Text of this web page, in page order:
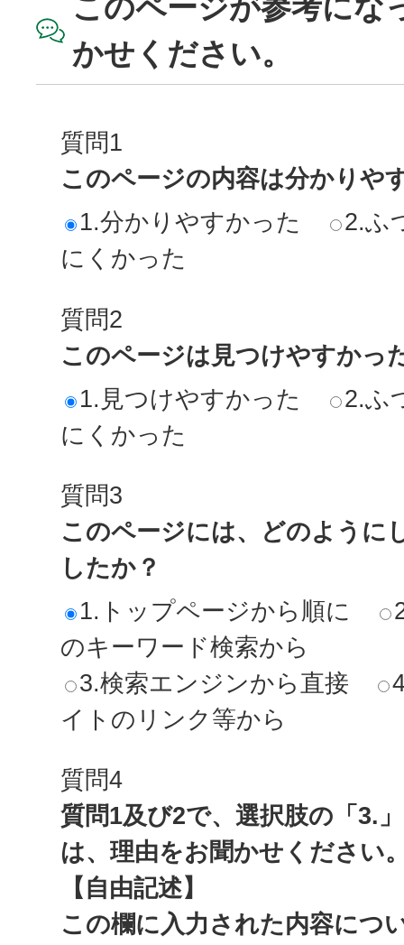
このページが参考にな
かせください。
質問1
このページの内容は分かりや
1.分かりやすかった
2.ふ
にくかった
質問2
このページは見つけやすかっ
1.見つけやすかった
2.ふ
にくかった
質問3
このページには、どのように
したか？
1.トップページから順に
のキーワード検索から
3.検索エンジンから直接
イトのリンク等から
質問4
質問1及び2で、選択肢の「3.
は、理由をお聞かせください
【自由記述】
この欄に入力された内容につ